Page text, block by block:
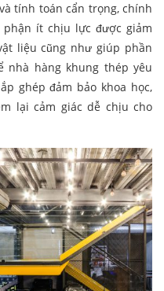
tính toán cẩn trọng, chính
ít chịu lực được giảm
liệu cũng như giúp phần
nhà hàng khung thép yêu
ghép đảm bảo khoa học,
lại cảm giác dễ chịu cho